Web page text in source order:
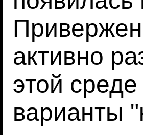
активно
этой
варианты